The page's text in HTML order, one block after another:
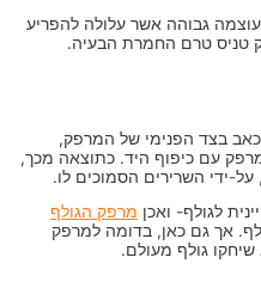
גבוהה אשר עלולה להפריע
טניס טרם החמרת הבעיה.
בצד הפנימי של המרפק,
עם כיפוף היד. כתוצאה מכך,
ידי השרירים הסמוכים לו.
לגולף- ואכן מרפק הגולף
אך גם כאן, בדומה למרפק
גולף מעולם.